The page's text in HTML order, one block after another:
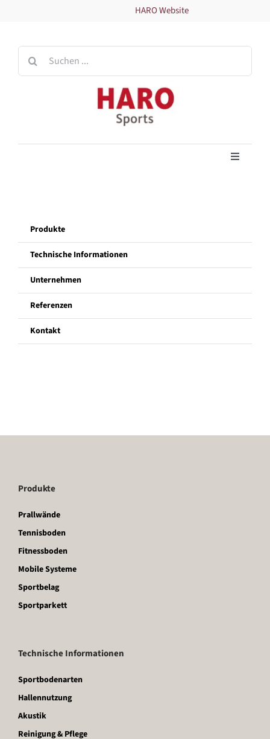
HARO Website
nach:
Toggle
Produkte
Technische Informationen
Unternehmen
Referenzen
Produkte
Technische Informationen
Unternehmen
Referenzen
Kontakt
Produkte
Prallwände
Tennisboden
Fitnessboden
Mobile Systeme
Sportbelag
Sportparkett
Technische Informationen
Sportbodenarten
Hallennutzung
Akustik
Reinigung & Pflege